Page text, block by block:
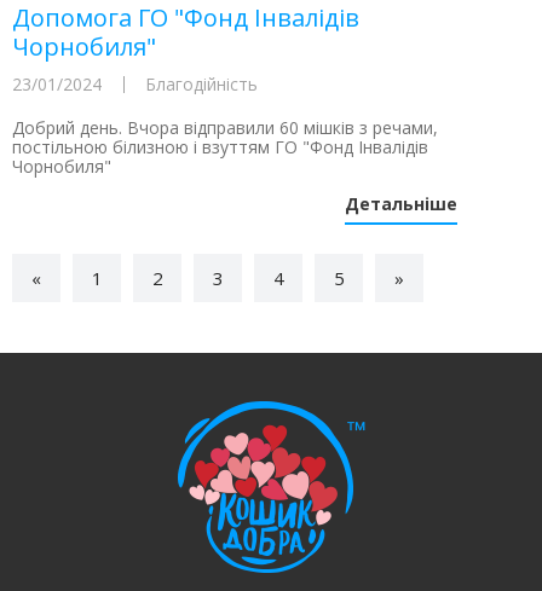
Допомога ГО "Фонд Інвалідів
Чорнобиля"
23/01/2024
Благодійність
Добрий день. Вчора відправили 60 мішків з речами,
постільною білизною і взуттям ГО "Фонд Інвалідів
Чорнобиля"
Детальніше
« 1 2 3 4 5 »